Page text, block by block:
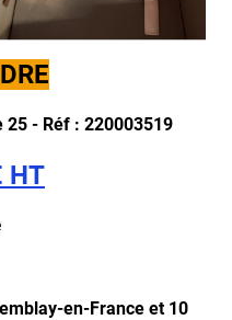
25 - Réf : 220003519
HT
en-France et 10